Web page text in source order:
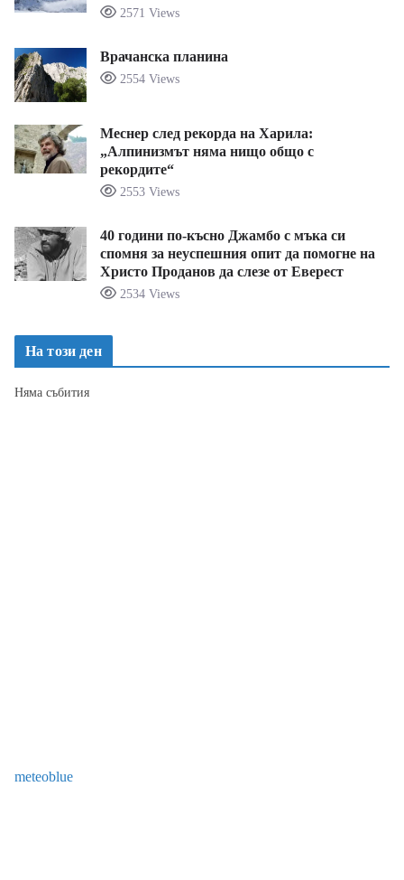
2571 Views
Врачанска планина
2554 Views
Меснер след рекорда на Харила:
„Алпинизмът няма нищо общо с
рекордите“
2553 Views
40 години по-късно Джамбо с мъка си
спомня за неуспешния опит да помогне на
Христо Проданов да слезе от Еверест
2534 Views
На този ден
Няма събития
meteoblue